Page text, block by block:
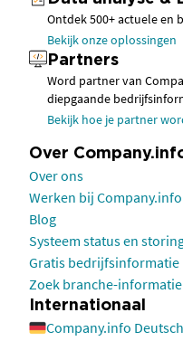
Ontdek 500+ actuele en
Bekijk onze oplossingen
Partners
Word partner van
diepgaande
Bekijk hoe je partner
Over
Over ons
Werken bij Company.info
Blog
Systeem status en
Gratis bedrijfsinformatie
Zoek branche-informatie
Internationaal
Company.info